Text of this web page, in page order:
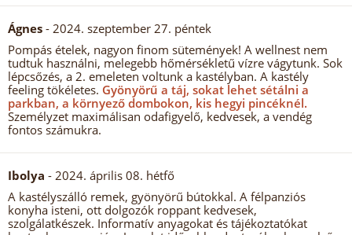
Ágnes - 2024. szeptember 27. péntek
Pompás ételek, nagyon finom sütemények! A wellnest nem
tudtuk használni, melegebb hőmérsékletű vízre vágytunk. Sok
lépcsőzés, a 2. emeleten voltunk a kastélyban. A kastély
feeling tökéletes. Gyönyörű a táj, sokat lehet sétálni a
parkban, a környező dombokon, kis hegyi pincéknél.
Személyzet maximálisan odafigyelő, kedvesek, a vendég
fontos számukra.
Ibolya - 2024. április 08. hétfő
A kastélyszálló remek, gyönyörű bútokkal. A félpanziós
konyha isteni, ott dolgozók roppant kedvesek,
szolgálatkészek. Informatív anyagokat és tájékoztatókat